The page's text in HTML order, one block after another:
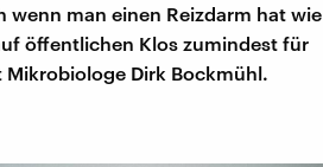
man einen Reizdarm hat wie
öffentlichen Klos zumindest für
Dirk Bockmühl.